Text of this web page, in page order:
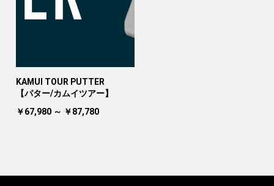
KAMUI TOUR PUTTER
【パター/カムイツアー】
￥67,980 ～ ￥87,780